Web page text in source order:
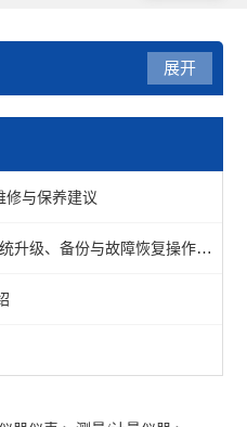
展开
修与保养建议
NEWALL E70 球栅数显表的系统升级、备份与故障恢复操作指南